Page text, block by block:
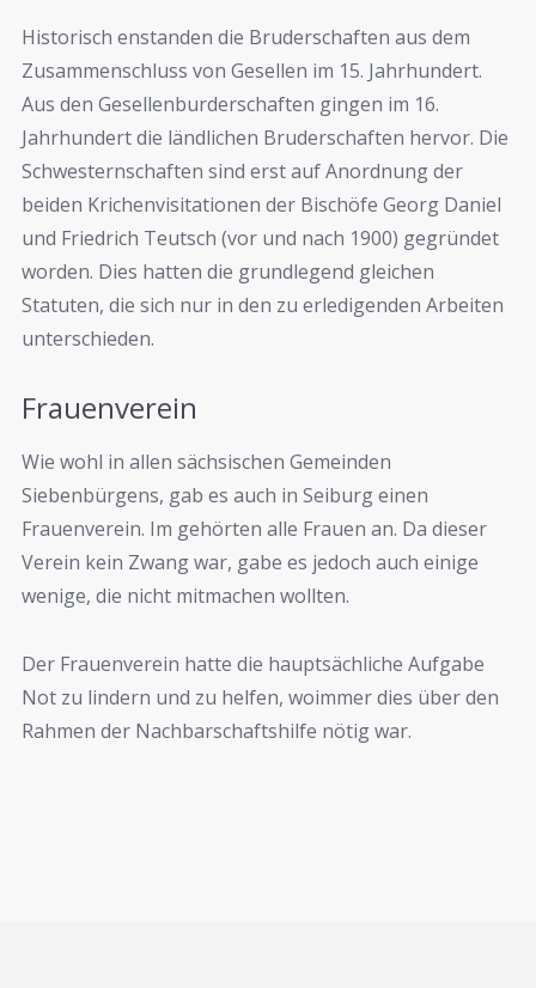
Historisch enstanden die Bruderschaften aus dem
Zusammenschluss von Gesellen im 15. Jahrhundert.
Aus den Gesellenburderschaften gingen im 16.
Jahrhundert die ländlichen Bruderschaften hervor. Die
Schwesternschaften sind erst auf Anordnung der
beiden Krichenvisitationen der Bischöfe Georg Daniel
und Friedrich Teutsch (vor und nach 1900) gegründet
worden. Dies hatten die grundlegend gleichen
Statuten, die sich nur in den zu erledigenden Arbeiten
unterschieden.
Frauenverein
Wie wohl in allen sächsischen Gemeinden
Siebenbürgens, gab es auch in Seiburg einen
Frauenverein. Im gehörten alle Frauen an. Da dieser
Verein kein Zwang war, gabe es jedoch auch einige
wenige, die nicht mitmachen wollten.
Der Frauenverein hatte die hauptsächliche Aufgabe
Not zu lindern und zu helfen, woimmer dies über den
Rahmen der Nachbarschaftshilfe nötig war.